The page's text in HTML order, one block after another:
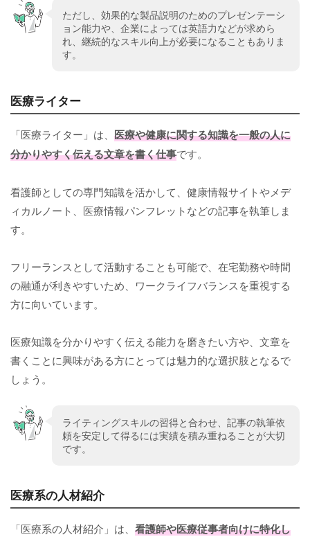
ただし、効果的な製品説明のためのプレゼンテーシ
ョン能力や、企業によっては英語力などが求めら
れ、継続的なスキル向上が必要になることもありま
す。
医療ライター
「医療ライター」は、 医療や健康に関する知識を一般の人に
分かりやすく伝える文章を書く仕事です。
看護師としての専門知識を活かして、健康情報サイトやメデ
ィカルノート、医療情報パンフレットなどの記事を執筆しま
す。
フリーランスとして活動することも可能で、在宅勤務や時間
の融通が利きやすいため、ワークライフバランスを重視する
方に向いています。
医療知識を分かりやすく伝える能力を磨きたい方や、文章を
書くことに興味がある方にとっては魅力的な選択肢となるで
しょう。
ライティングスキルの習得と合わせ、記事の執筆依
頼を安定して得るには実績を積み重ねることが大切
です。
医療系の人材紹介
「医療系の人材紹介」は、 看護師や医療従事者向けに特化し